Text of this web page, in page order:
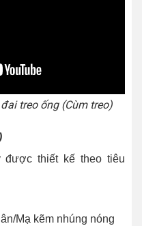
treo ống (Cùm treo)
được thiết kế theo tiêu
Mạ kẽm nhúng nóng